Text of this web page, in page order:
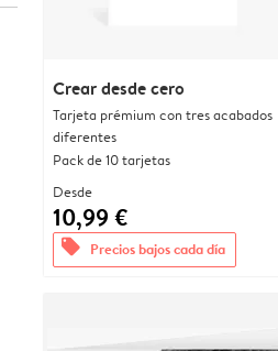
Crear desde cero
Tarjeta prémium con tres acabados
diferentes
Pack de 10 tarjetas
Desde
10,99 €
offers Precios bajos cada día